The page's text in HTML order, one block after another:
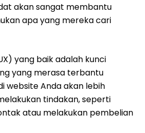
akan sangat membantu
apa yang mereka cari
yang baik adalah kunci
yang merasa terbantu
website Anda akan lebih
tindakan, seperti
atau melakukan pembelian